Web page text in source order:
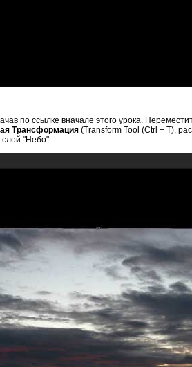
по ссылке вначале этого урока.
Трансформация (Transform Tool (Ctrl + T),
"Небо".